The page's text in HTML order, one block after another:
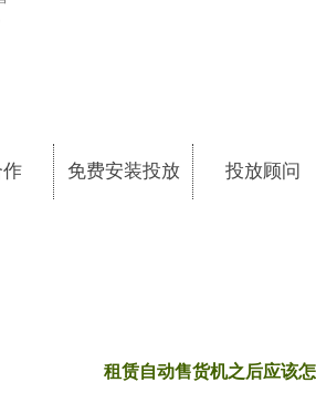
免费安装投放 投放顾问
租赁自动售货机之后应该